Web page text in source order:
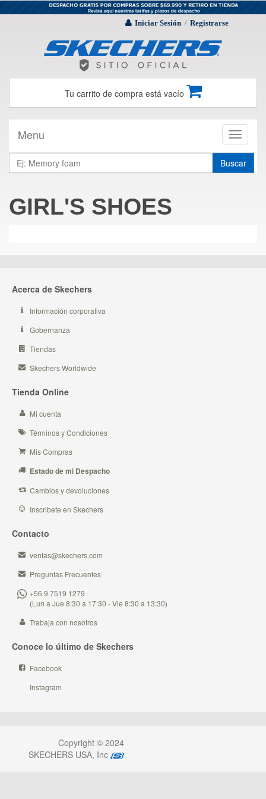
Iniciar Sesión / Registrarse
Tu carrito de compra está vacío
Toggle
Menu
Buscar
GIRL'S SHOES
Acerca de Skechers
Información corporativa
Gobernanza
Tiendas
Skechers Worldwide
Tienda Online
Mi cuenta
Términos y Condiciones
Mis Compras
Estado de mi Despacho
Cambios y devoluciones
Inscribete en Skechers
Contacto
ventas@skechers.com
Preguntas Frecuentes
+56 9 7519 1279
(Lun a Jue 8:30 a 17:30 - Vie 8:30 a 13:30)
Trabaja con nosotros
Conoce lo último de Skechers
Facebook
Instagram
Copyright © 2024
SKECHERS USA, Inc